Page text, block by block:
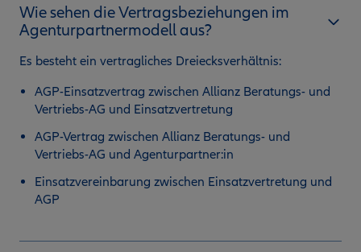
Wie sehen die Vertragsbeziehungen im
Agenturpartnermodell aus?
Es besteht ein vertragliches Dreiecksverhältnis:
AGP-Einsatzvertrag zwischen Allianz Beratungs- und
Vertriebs-AG und Einsatzvertretung
AGP-Vertrag zwischen Allianz Beratungs- und
Vertriebs-AG und Agenturpartner:in
Einsatzvereinbarung zwischen Einsatzvertretung und
AGP